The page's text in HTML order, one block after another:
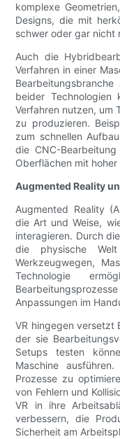
komplexe
Designs, die mit
schwer oder gar nicht
Auch die
Verfahren in einer
beider Technologien
Verfahren nutzen, um
zu produzieren.
zum schnellen
die CNC-
Oberflächen mit
Augmented Reality
Augmented Reality
die Art und Weise,
interagieren. Durch
die physische
Werkzeugwegen,
Technologie
Anpassungen im
VR hingegen versetzt
der sie
Setups testen
Maschine
Prozesse zu
von Fehlern und
VR in ihre
verbessern, die
Sicherheit am